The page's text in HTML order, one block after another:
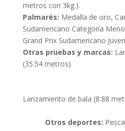
metros con 3kg.).
Palmarés: Medalla de oro,
Sudamericano Categoría
Grand Prix Sudamericano
Otras pruebas y marcas:
(35.54 metros)
Lanzamiento de bala (8.88
Otros deportes: